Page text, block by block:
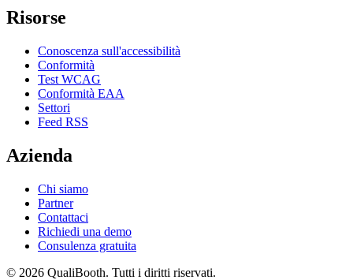
Risorse
Conoscenza sull'accessibilità
Conformità
Test WCAG
Conformità EAA
Settori
Feed RSS
Azienda
Chi siamo
Partner
Contattaci
Richiedi una demo
Consulenza gratuita
© 2026 QualiBooth. Tutti i diritti riservati.